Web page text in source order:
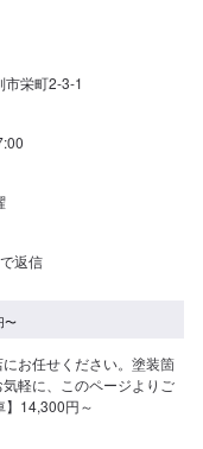
市栄町2-3-1
返信
〜
お任せください。塗装箇
軽に、このページよりご
14,300円～